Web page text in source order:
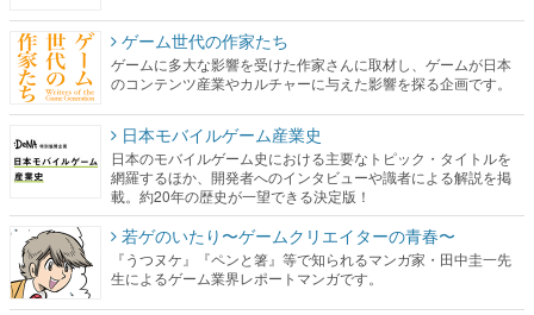
ゲーム世代の作家たち
ゲームに多大な影響を受けた作家さんに取材し、ゲームが日本
のコンテンツ産業やカルチャーに与えた影響を探る企画です。
日本モバイルゲーム産業史
日本のモバイルゲーム史における主要なトピック・タイトルを
網羅するほか、開発者へのインタビューや識者による解説を掲
載。約20年の歴史が一望できる決定版！
若ゲのいたり〜ゲームクリエイターの青春〜
『うつヌケ』『ペンと箸』等で知られるマンガ家・田中圭一先
生によるゲーム業界レポートマンガです。